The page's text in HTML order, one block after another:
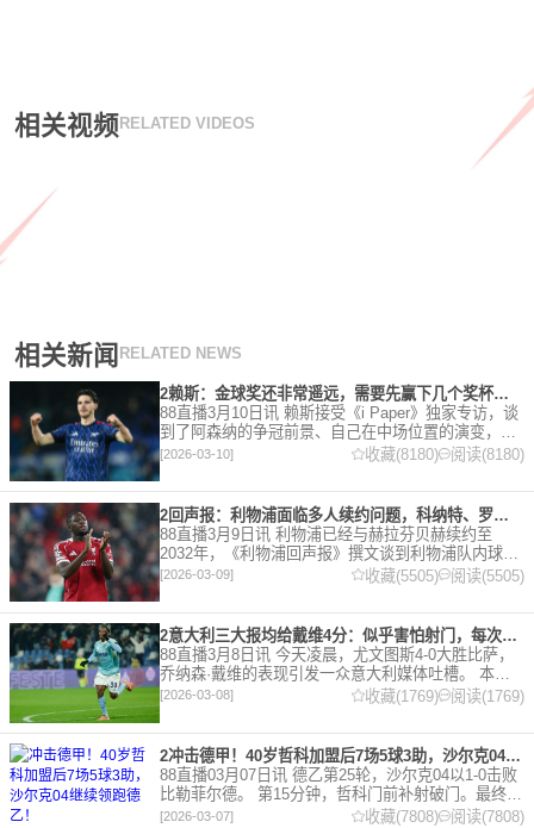
相关视频 RELATED VIDEOS
相关新闻 RELATED NEWS
2赖斯：金球奖还非常遥远，需要先赢下几个奖杯，专注当下好好踢球
88直播3月10日讯 赖斯接受《i Paper》独家专访，谈
到了阿森纳的争冠前景、自己在中场位置的演变，以
及对自己被提名金球奖的看法。 任意球 赖斯：“我们
有一项非常擅长的技能——这背后付出了巨大努力
[2026-03-10] 收藏(8180) 阅读(8180)
2回声报：利物浦面临多人续约问题，科纳特、罗伯逊合同今夏到期
88直播3月9日讯 利物浦已经与赫拉芬贝赫续约至
2032年，《利物浦回声报》撰文谈到利物浦队内球员
的合同情况，文章表示，利物浦多位球员面临合同问
题。 对于利物浦来说，科纳特的合同将在本赛季末到
期，俱乐
[2026-03-09] 收藏(5505) 阅读(5505)
2意大利三大报均给戴维4分：似乎害怕射门，每次触球球迷都叹息
88直播3月8日讯 今天凌晨，尤文图斯4-0大胜比萨，
乔纳森·戴维的表现引发一众意大利媒体吐槽。 本场
比赛，戴维半场就被换下，赛后，《米兰体育报》、
《罗马体育报》和《都灵体育报》三大报都给戴维打
出4分
[2026-03-08] 收藏(1769) 阅读(1769)
2冲击德甲！40岁哲科加盟后7场5球3助，沙尔克04继续领跑德乙！
88直播03月07日讯 德乙第25轮，沙尔克04以1-0击败
比勒菲尔德。 第15分钟，哲科门前补射破门。最终凭
借哲科的进球沙尔克04成功拿到3分，继续领跑德
[2026-03-07] 收藏(7808) 阅读(7808)